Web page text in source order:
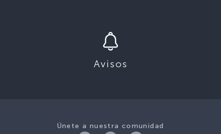
Avisos
Únete a nuestra comunidad